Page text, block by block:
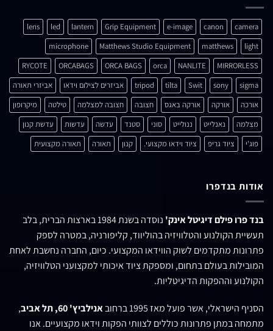
camera
canon
e-image
Grip Equipment
lantern
led
lens
light
matthews
Matthews Studio Equipment
microphone
MIRRORLESS
NANLITE
orca
ORCA BAGS
ORCABAGS
RYCOTE
sigma
sony
Swit
tilta
tripod אביזרים לצילום וידאו
אביזרי תאורה
אורכה
אורקה אורקה באגס חצובה חצובה למצלמה טילטה
מיקרופון
מצלמה
נאנלייט ננולייט סוני סטנד עדשה עדשות
עדשת קנון
פוג'י
ציוד גריפ ציוד וידאו מקצועי. קנון תאורה תאורה מקצועית
אודות בנדפרו
בנד פרו פילם דיגיטל אינק'
נוסדה בשנת 1984 בארצות הברית, בלב
תעשיית הקולנוע והטלוויזיה בהוליווד, קליפורניה, במטרה לספק
פתרונות מתקדמים לשוק הווידאו המקצועי. כיום, החברה נחשבת לאחת
המובילות בעולם בתחום, ומספקת ציוד איכותי למקצועני הטלוויזיה,
הקולנוע וההפקות הדיגיטליות.
הסניף הישראלי, אשר פועל מאז 1995 ברחוב אנילביץ' 60, תל אביב
,
מתמחה במתן פתרונות כוללים לצוותי הפקות וידאו מקצועיים. אנו